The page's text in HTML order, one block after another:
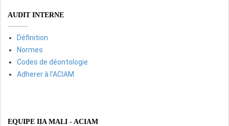
AUDIT INTERNE
Définition
Normes
Codes de déontologie
Adherer à l'ACIAM
EQUIPE IIA MALI - ACIAM